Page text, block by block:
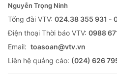
Nguyễn Trọng Ninh
Tổng đài VTV: 024.38 355 931 -
Ðiện thoại Thời báo VTV: 0988
Email: toasoan@vtv.vn
Liên hệ quảng cáo: (024) 626